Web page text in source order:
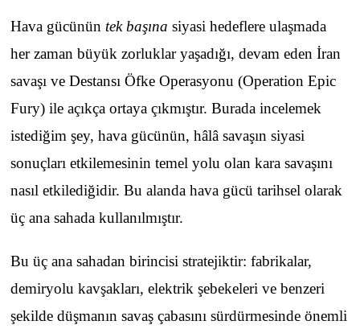
Hava gücünün tek başına siyasi hedeflere ulaşmada
her zaman büyük zorluklar yaşadığı, devam eden İran
savaşı ve Destansı Öfke Operasyonu (Operation Epic
Fury) ile açıkça ortaya çıkmıştır. Burada incelemek
istediğim şey, hava gücünün, hâlâ savaşın siyasi
sonuçları etkilemesinin temel yolu olan kara savaşını
nasıl etkilediğidir. Bu alanda hava gücü tarihsel olarak
üç ana sahada kullanılmıştır.
Bu üç ana sahadan birincisi stratejiktir: fabrikalar,
demiryolu kavşakları, elektrik şebekeleri ve benzeri
şekilde düşmanın savaş çabasını sürdürmesinde önemli